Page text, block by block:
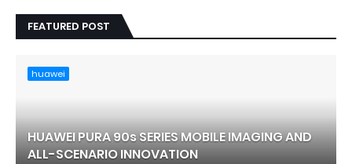
FEATURED POST
huawei
HUAWEI PURA 90s SERIES MOBILE IMAGING AND
ALL-SCENARIO INNOVATION